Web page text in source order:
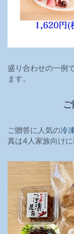
盛り合わせの一例
ます。
ご贈答に人気の冷
真は4人家族向けに